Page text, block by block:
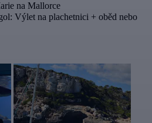
na Mallorce
Výlet na plachetnici + oběd nebo